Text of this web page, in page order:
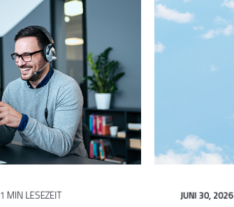
1 MIN LESEZEIT JUNI 30, 2026